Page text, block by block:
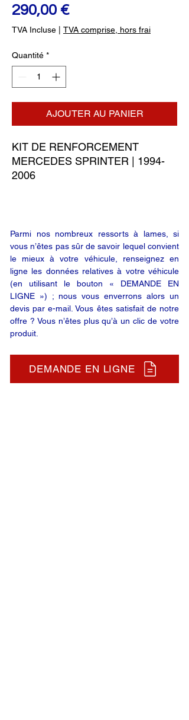
290,00 €Prix
TVA Incluse TVA comprise, hors frai
Quantité *
AJOUTER AU PANIER
KIT DE RENFORCEMENT
MERCEDES SPRINTER | 1994-
2006
Parmi nos nombreux ressorts à lames, si
vous n’êtes pas sûr de savoir lequel convient
le mieux à votre véhicule, renseignez en
ligne les données relatives à votre véhicule
(en utilisant le bouton « DEMANDE EN
LIGNE ») ; nous vous enverrons alors un
devis par e-mail. Vous êtes satisfait de notre
offre ? Vous n’êtes plus qu’à un clic de votre
produit.
DEMANDE EN LIGNE